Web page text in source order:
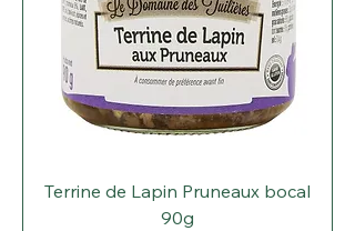
Terrine de Lapin Pruneaux bocal
90g